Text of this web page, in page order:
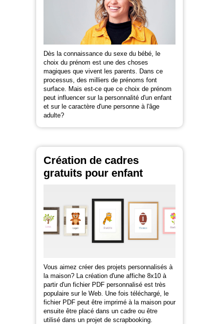
Dès la connaissance du sexe du bébé, le
choix du prénom est une des choses
magiques que vivent les parents. Dans ce
processus, des milliers de prénoms font
surface. Mais est-ce que ce choix de prénom
peut influencer sur la personnalité d'un enfant
et sur le caractère d'une personne à l'âge
adulte?
Création de cadres
gratuits pour enfant
Vous aimez créer des projets personnalisés à
la maison? La création d'une affiche 8x10 à
partir d'un fichier PDF personnalisé est très
populaire sur le Web. Une fois téléchargé, le
fichier PDF peut être imprimé à la maison pour
ensuite être placé dans un cadre ou être
utilisé dans un projet de scrapbooking.